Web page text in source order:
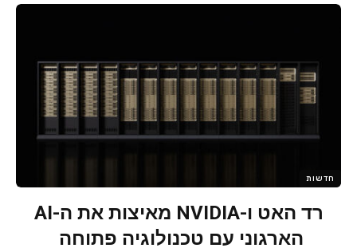
חדשות
רד האט ו-NVIDIA מאיצות את ה-AI
הארגוני עם טכנולוגיה פתוחה